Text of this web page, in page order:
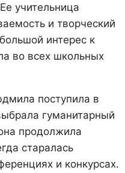
учительница
и творческий
интерес к
во всех школьных
поступила в
гуманитарный
продолжила
старалась
и конкурсах.